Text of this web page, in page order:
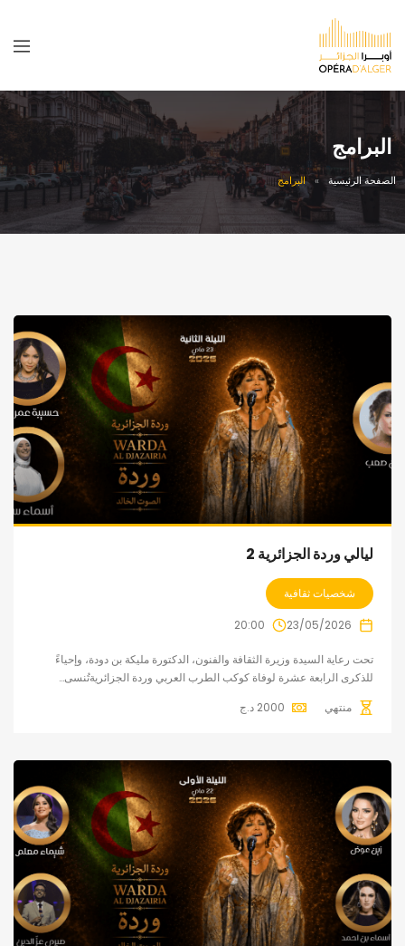
البرامج
الصفحة الرئيسية البرامج
ليالي وردة الجزائرية 2
شخصيات ثقافية
23/05/2026
20:00
تحت رعاية السيدة وزيرة الثقافة والفنون، الدكتورة مليكة بن دودة، وإحياءً
للذكرى الرابعة عشرة لوفاة كوكب الطرب العربي وردة الجزائريةتُنسى…
منتهي
2000 د.ج